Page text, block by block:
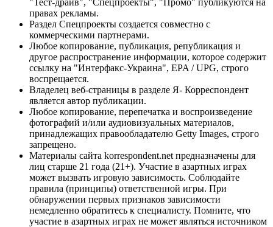
правах рекламы.
Раздел Спецпроекты создается совместно с
коммерческими партнерами.
Любое копирование, публикация, републикация и
другое распространение информации, которое содержит
ссылку на "Интерфакс-Украина", EPA / UPG, строго
воспрещается.
Владелец веб-страницы в разделе Я- Корреспондент
является автор публикации.
Любое копирование, перепечатка и воспроизведение
фотографий и/или аудиовизуальных материалов,
принадлежащих правообладателю Getty Images, строго
запрещено.
Материалы сайта korrespondent.net предназначены для
лиц старше 21 года (21+). Участие в азартных играх
может вызвать игровую зависимость. Соблюдайте
правила (принципы) ответственной игры. При
обнаружении первых признаков зависимости
немедленно обратитесь к специалисту. Помните, что
участие в азартных играх не может являться источником